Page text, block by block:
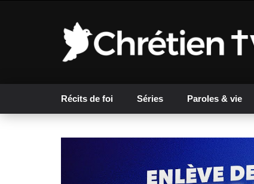
Récits de foi Séries Paroles & vie